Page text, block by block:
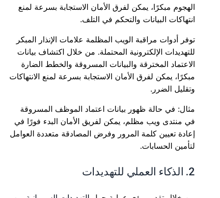
الهجوم مبكرًا، يمكن لفرق الأمان الاستجابة بسرعة لمنع
انتهاكات البيانات والتحكم في التلف.
توفر أدوات مراقبة الويب المظلمة علامات الإنذار المبكر
للتهديدات الإلكترونية المحتملة. من خلال اكتشاف بيانات
الاعتماد المخترقة والبيانات المسروقة والخطط الضارة
مبكرًا، يمكن لفرق الأمان الاستجابة بسرعة لمنع الانتهاكات
وتقليل الضرر.
مثال: في حالة ظهور بيانات اعتماد الموظف المسروقة
في منتدى ويب مظلم، يمكن لفريق الأمان البدء فورًا في
إعادة تعيين كلمة المرور وفرض المصادقة متعددة العوامل
لتأمين الحسابات.
2. الذكاء العملي للتهديدات